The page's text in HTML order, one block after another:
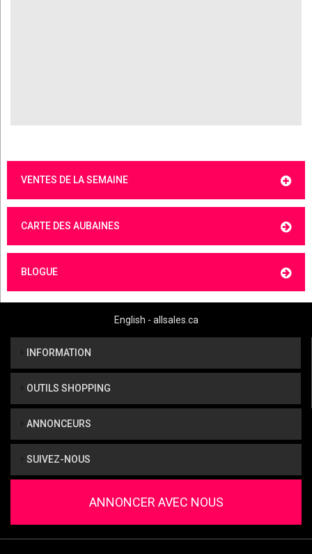
VENTES DE LA SEMAINE
CARTE DES AUBAINES
BLOGUE
English - allsales.ca
INFORMATION
OUTILS SHOPPING
ANNONCEURS
SUIVEZ-NOUS
ANNONCER AVEC NOUS